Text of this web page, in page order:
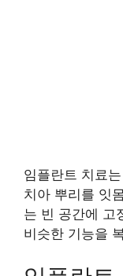
임플란트 치료
치아 뿌리를 잇
는 빈 공간에 고
비슷한 기능을